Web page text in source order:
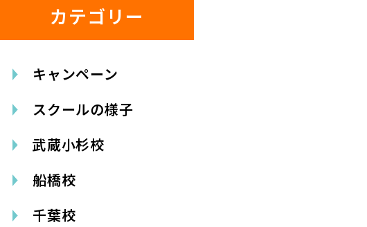
カテゴリー
キャンペーン
スクールの様子
武蔵小杉校
船橋校
千葉校